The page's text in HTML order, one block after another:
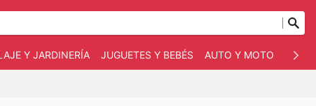
Y JARDINERÍA JUGUETES Y BEBÉS AUTO Y MOTO